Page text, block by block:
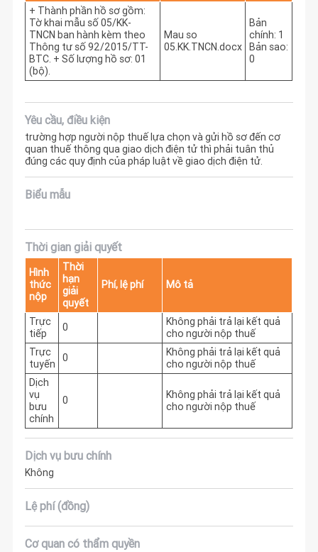
+ Thành phần hồ sơ gồm:
Tờ khai mẫu số 05/KK-
TNCN ban hành kèm theo
Thông tư số 92/2015/TT-
BTC. + Số lượng hồ sơ: 01
(bộ).
Mau so
05.KK.TNCN.docx
Bản
chính: 1
Bản sao:
0
Yêu cầu, điều kiện
trường hợp người nộp thuế lựa chọn và gửi hồ sơ đến cơ
quan thuế thông qua giao dịch điện tử thì phải tuân thủ
đúng các quy định của pháp luật về giao dịch điện tử.
Biểu mẫu
Thời gian giải quyết
Hình
thức
nộp
Thời
hạn
giải
quyết
Phí, lệ phí Mô tả
Trực
tiếp
0
Không phải trả lại kết quả
cho người nộp thuế
Trực
tuyến
0
Không phải trả lại kết quả
cho người nộp thuế
Dịch
vụ
bưu
chính
0
Không phải trả lại kết quả
cho người nộp thuế
Dịch vụ bưu chính
Không
Lệ phí (đồng)
Cơ quan có thẩm quyền